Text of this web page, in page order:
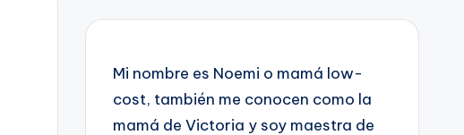
Mi nombre es Noemi o mamá low-
cost, también me conocen como la
mamá de Victoria y soy maestra de